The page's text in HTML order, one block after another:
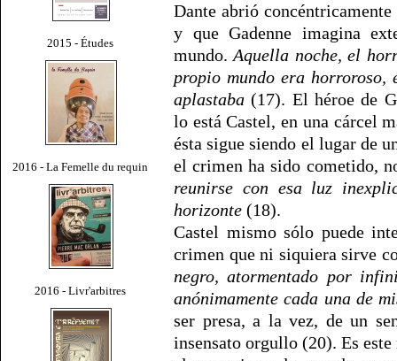
2015 - Études
2016 - La Femelle du requin
2016 - Livr'arbitres
Dante abrió
y que Gadenne imagina
mundo.Aquella noche, el
propio mundo era
aplastaba (17). El héroe de
lo está Castel, en una cárcel
ésta sigue siendo el lugar de
el crimen ha sido cometido,
reunirse con esa luz
horizonte (18).
Castel mismo sólo puede
crimen que ni siquiera sirve
negro, atormentado por
anónimamente cada una de
ser presa, a la vez, de un
insensato orgullo (20). Es